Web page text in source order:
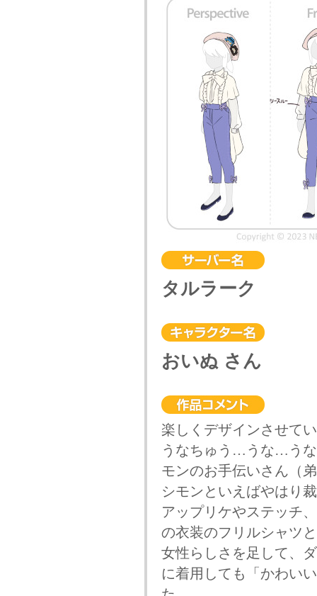
タルラーク
おいぬ さん
楽しくデザインさせて
うなちゅう…うな…う
モンのお手伝いさん（
シモンといえばやはり
アップリケやステッチ
の衣装のフリルシャツ
女性らしさを足して、
に着用しても「かわい